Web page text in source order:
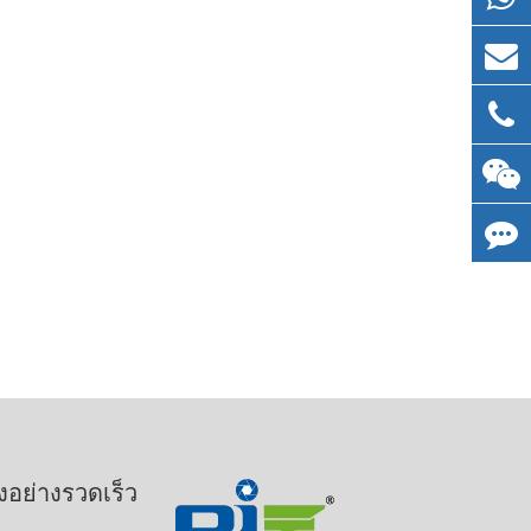
ย่างรวดเร็ว